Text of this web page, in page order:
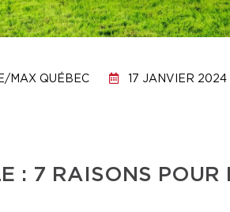
MAX QUÉBEC 17 JANVIER 2024
: 7 RAISONS POUR